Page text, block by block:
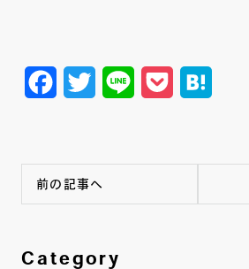
Facebook
TwitterLine Pocket
前の記事へ
Category